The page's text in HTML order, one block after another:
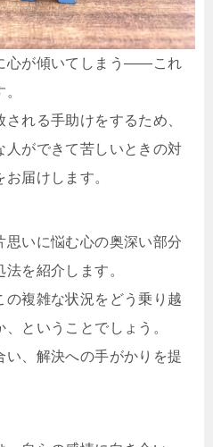
心が傾いてしまう――これ
れる手助けをするため、
人ができて苦しいときの対
届けします。
思いに悩む心の奥深い部分
を紹介します。
の複雑な状況をどう乗り越
ということでしょう。
い、解決への手がかりを提